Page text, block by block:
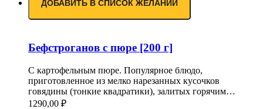
ДОБАВИТЬ В СПИСОК ЖЕЛАНИЙ
Бефстроганов с пюре [200 г]
С картофельным пюре. Популярное блюдо,
приготовленное из мелко нарезанных кусочков
говядины (тонкие квадратики), залитых горячим…
1290,00 ₽